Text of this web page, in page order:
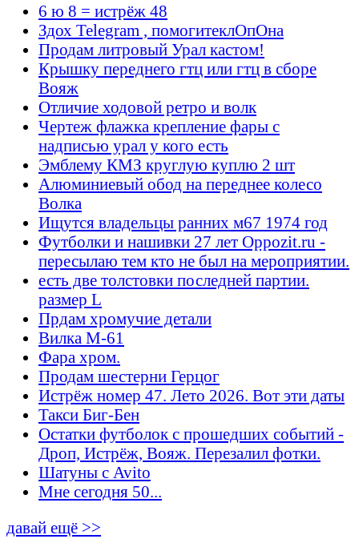
6 ю 8 = истрёж 48
Здох Telegram , помогитеклОпОна
Продам литровый Урал кастом!
Крышку переднего гтц или гтц в сборе
Вояж
Отличие ходовой ретро и волк
Чертеж флажка крепление фары с
надписью урал у кого есть
Эмблему КМЗ круглую куплю 2 шт
Алюминиевый обод на переднее колесо
Волка
Ищутся владельцы ранних м67 1974 год
Футболки и нашивки 27 лет Oppozit.ru -
пересылаю тем кто не был на мероприятии.
есть две толстовки последней партии.
размер L
Прдам хромучие детали
Вилка М-61
Фара хром.
Продам шестерни Герцог
Истрёж номер 47. Лето 2026. Вот эти даты
Такси Биг-Бен
Остатки футболок с прошедших событий -
Дроп, Истрёж, Вояж. Перезалил фотки.
Шатуны с Avito
Мне сегодня 50...
давай ещё >>